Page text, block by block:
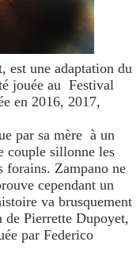
est une adaptation du
jouée au Festival
en 2016, 2017,
par sa mère à un
couple sillonne les
forains. Zampano ne
cependant un
va brusquement
de Pierrette Dupoyet,
par Federico